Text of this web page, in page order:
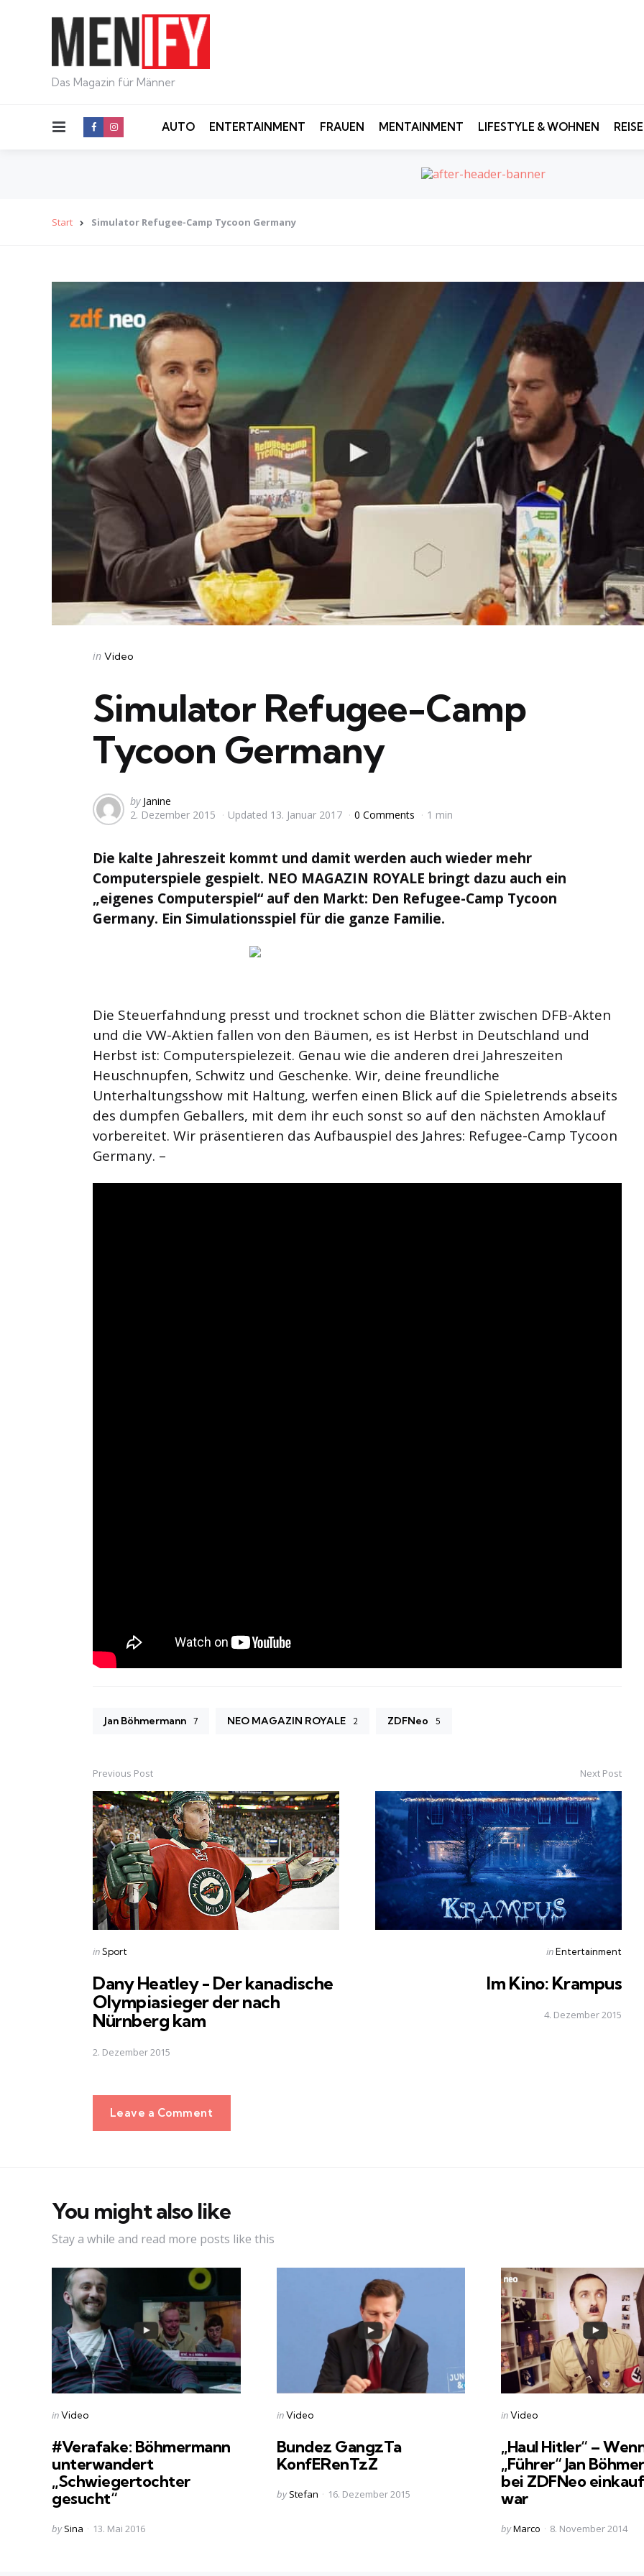
Das Magazin für Männer
Menu AUTO ENTERTAINMENT FRAUEN MENTAINMENT LIFESTYLE & WOHNEN
Start Simulator Refugee-Camp Tycoon Germany
Categories
Posted
in Video
Simulator Refugee-Camp
Tycoon Germany
Posted
by
by Janine
2. Dezember 2015
Updated 13. Januar 2017 0 Comments 1 min
Die kalte Jahreszeit kommt und damit werden auch wieder mehr
Computerspiele gespielt. NEO MAGAZIN ROYALE bringt dazu auch ein
„eigenes Computerspiel“ auf den Markt: Den Refugee-Camp Tycoon
Germany. Ein Simulationsspiel für die ganze Familie.
Die Steuerfahndung presst und trocknet schon die Blätter zwischen DFB-Akten
und die VW-Aktien fallen von den Bäumen, es ist Herbst in Deutschland und
Herbst ist: Computerspielezeit. Genau wie die anderen drei Jahreszeiten
Heuschnupfen, Schwitz und Geschenke. Wir, deine freundliche
Unterhaltungsshow mit Haltung, werfen einen Blick auf die Spieletrends abseits
des dumpfen Geballers, mit dem ihr euch sonst so auf den nächsten Amoklauf
vorbereitet. Wir präsentieren das Aufbauspiel des Jahres: Refugee-Camp Tycoon
Germany. –
Jan Böhmermann 7 NEO MAGAZIN ROYALE 2 ZDFNeo 5
Post
navigation
Previous Post
Posted
inSport
Dany Heatley - Der kanadische
Olympiasieger der nach
Nürnberg kam
2. Dezember 2015
Next Post
Posted
inEntertainment
Im Kino: Krampus
4. Dezember 2015
Leave a Comment
You might also like
Stay a while and read more posts like this
Categories
Posted
inVideo
#Verafake: Böhmermann
unterwandert
„Schwiegertochter
gesucht“
Posted
by Sina 13. Mai 2016
Categories
Posted
in Video
Bundez GangzTa
KonfERenTzZ
Posted
by Stefan 16. Dezember 2015
Categories
Posted
inVideo
„Haul Hitler“ –
„Führer“ Jan
bei ZDFNeo
war
Posted
byMarco 8. November 2014